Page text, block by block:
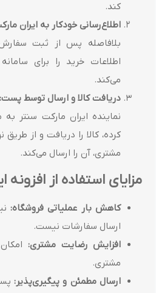
کند.
اطلاع‌رسانی خودکار به ایران
بلافاصله پس از ثبت
اطلاعات خرید را برای
می‌کند.
دریافت کالا و ارسال توسط پست:
نماینده ایران مارکت سنتر
کرده، کالا را دریافت و از
مشتری، آن را ارسال می‌کند.
مزایای استفاده از افزونه
کاهش بار عملیاتی فروشگاه:
ارسال سفارشات نیست.
افزایش رضایت مشتری:
مشتری.
ارسال مطمئن و پیگیری‌پذیر: